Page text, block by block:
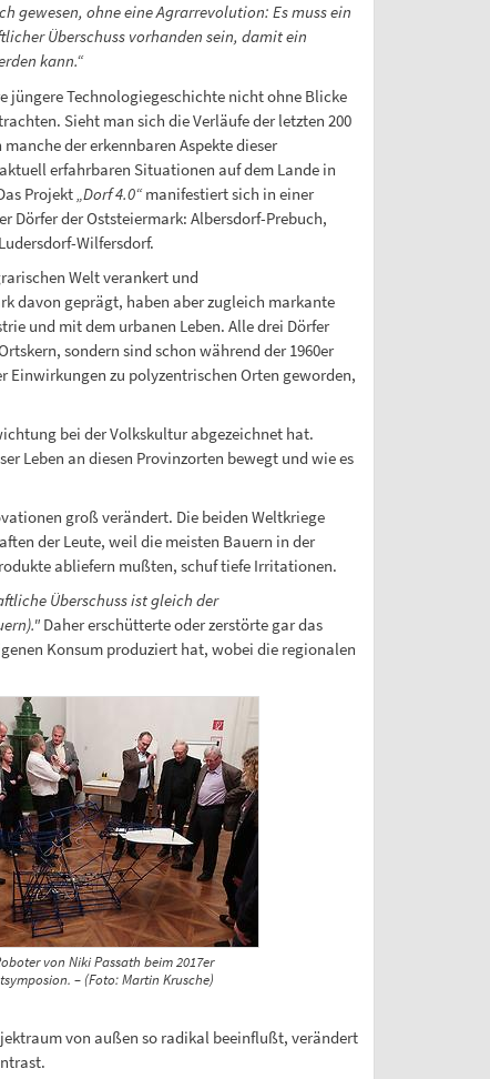
gewesen, ohne eine Agrarrevolution: Es muss ein
Überschuss vorhanden sein, damit ein
kann.“
jüngere Technologiegeschichte nicht ohne Blicke
Sieht man sich die Verläufe der letzten 200
der erkennbaren Aspekte dieser
erfahrbaren Situationen auf dem Lande in
Projekt „Dorf 4.0“manifestiert sich in einer
Dörfer der Oststeiermark: Albersdorf-Prebuch,
Wilfersdorf.
Welt verankert und
davon geprägt, haben aber zugleich markante
und mit dem urbanen Leben. Alle drei Dörfer
sondern sind schon während der 1960er
Einwirkungen zu polyzentrischen Orten geworden,
bei der Volkskultur abgezeichnet hat.
Leben an diesen Provinzorten bewegt und wie es
groß verändert. Die beiden Weltkriege
der Leute, weil die meisten Bauern in der
abliefern mußten, schuf tiefe Irritationen.
Überschuss ist gleich der
Daher erschütterte oder zerstörte gar das
Konsum produziert hat, wobei die regionalen
von Niki Passath beim 2017er
– (Foto: Martin Krusche)
von außen so radikal beeinflußt, verändert